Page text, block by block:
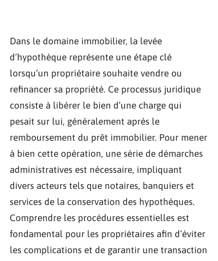
Dans le domaine immobilier, la levée
d’hypothèque représente une étape clé
lorsqu’un propriétaire souhaite vendre ou
refinancer sa propriété. Ce processus juridique
consiste à libérer le bien d’une charge qui
pesait sur lui, généralement après le
remboursement du prêt immobilier. Pour mener
à bien cette opération, une série de démarches
administratives est nécessaire, impliquant
divers acteurs tels que notaires, banquiers et
services de la conservation des hypothèques.
Comprendre les procédures essentielles est
fondamental pour les propriétaires afin d’éviter
les complications et de garantir une transaction